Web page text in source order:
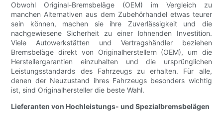
Obwohl Original-Bremsbeläge (OEM) im Vergleich zu
manchen Alternativen aus dem Zubehörhandel etwas teurer
sein können, machen sie ihre Zuverlässigkeit und die
nachgewiesene Sicherheit zu einer lohnenden Investition.
Viele Autowerkstätten und Vertragshändler beziehen
Bremsbeläge direkt von Originalherstellern (OEM), um die
Herstellergarantien einzuhalten und die ursprünglichen
Leistungsstandards des Fahrzeugs zu erhalten. Für alle,
denen der Neuzustand ihres Fahrzeugs besonders wichtig
ist, sind Originalhersteller die beste Wahl.
Lieferanten von Hochleistungs- und Spezialbremsbelägen